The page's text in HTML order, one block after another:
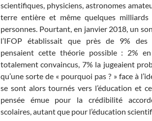
scientifiques, physiciens, astronomes
terre entière et même quelques milliards
personnes. Pourtant, en janvier 2018, un
l’IFOP établissait que près de 9% des
pensaient cette théorie possible : 2%
totalement convaincus, 7% la jugeaient
qu’une sorte de « pourquoi pas ? » face à
se sont alors tournés vers l’éducation et
pensée émue pour la crédibilité
scolaires, autant que pour l’éducation